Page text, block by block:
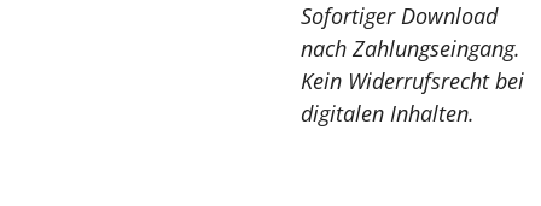
Sofortiger Download
nach Zahlungseingang.
Kein Widerrufsrecht bei
digitalen Inhalten.